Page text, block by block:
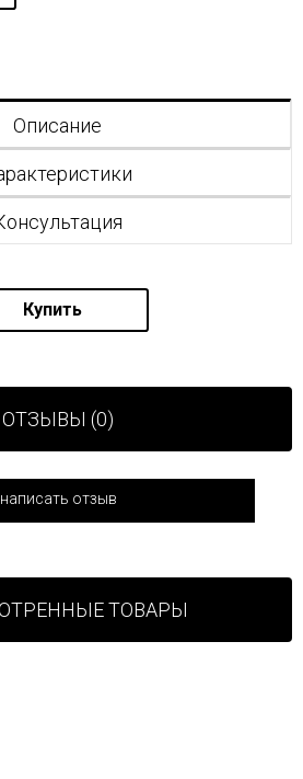
Описание
Купить
ОТЗЫВЫ (0)
написать отзыв
ТОВАРЫ